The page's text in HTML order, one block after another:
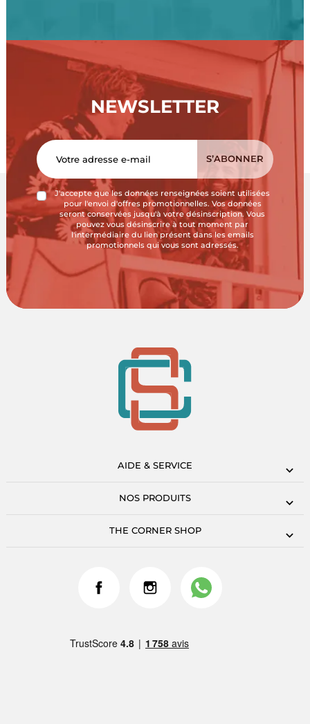
NEWSLETTER
J'accepte que les données renseignées soient utilisées
pour l'envoi d'offres promotionnelles. Vos données
seront conservées jusqu'à votre désinscription. Vous
pouvez vous désinscrire à tout moment par
l'intermédiaire du lien présent dans les emails
promotionnels qui vous sont adressés.
AIDE & SERVICE
NOS PRODUITS
THE CORNER SHOP